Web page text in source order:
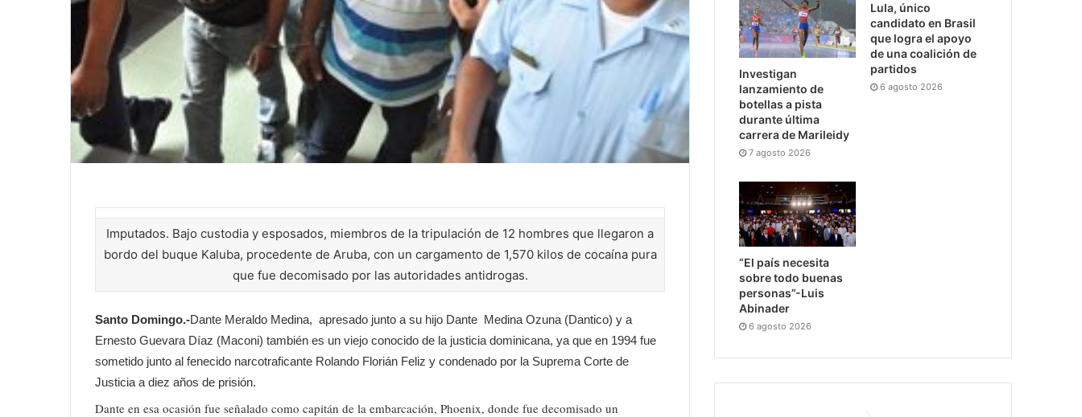
Imputados. Bajo custodia y esposados, miembros de la tripulación de 12 hombres que llegaron a
bordo del buque Kaluba, procedente de Aruba, con un cargamento de 1,570 kilos de cocaína pura
que fue decomisado por las autoridades antidrogas.
Santo Domingo.-Dante Meraldo Medina, apresado junto a su hijo Dante Medina Ozuna (Dantico) y a
Ernesto Guevara Díaz (Maconi) también es un viejo conocido de la justicia dominicana, ya que en 1994 fue
sometido junto al fenecido narcotraficante Rolando Florián Feliz y condenado por la Suprema Corte de
Justicia a diez años de prisión.
Dante en esa ocasión fue señalado como capitán de la embarcación, Phoenix, donde fue decomisado un
Investigan
lanzamiento de
botellas a pista
durante última
carrera de Marileidy
7 agosto 2026
Lula, único
candidato en Brasil
que logra el apoyo
de una coalición de
partidos
6 agosto 2026
“El país necesita
sobre todo buenas
personas”-Luis
Abinader
6 agosto 2026